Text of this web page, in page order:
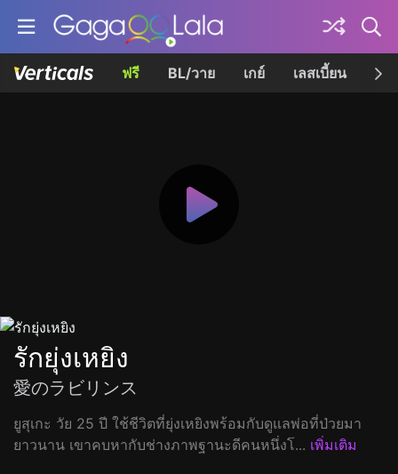
ฟรี BL/วาย เกย์ เลสเบี้ยน เค
รักยุ่งเหยิง
愛のラビリンス
ยูสุเกะ วัย 25 ปี ใช้ชีวิตที่ยุ่งเหยิงพร้อมกับดูแลพ่อที่ป่วยมา
ยาวนาน เขาคบหากับช่างภาพฐานะดีคนหนึ่งโ... เพิ่มเติม